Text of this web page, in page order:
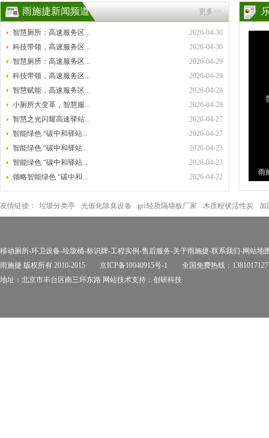
更多>>
雨施捷新闻频道
2026-04-30
智慧厕所：高速服务区...
2026-04-30
科技带领，高速服务区...
2026-04-29
智慧厕所：高速服务区...
2026-04-29
科技带领，高速服务区...
2026-04-28
智慧赋能，高速服务区...
2026-04-28
小厕所大变革，智慧服...
2026-04-27
智慧之光闪耀高速驿站...
2026-04-27
智能绿色 “碳中和驿站...
2026-04-23
智能绿色 “碳中和驿站...
2026-04-23
智能绿色 “碳中和驿站...
2026-04-22
领略智能绿色 “碳中和...
雨
环
友情链接：
垃圾分类亭 光催化除臭设备 grc轻质隔墙板厂家 木质粉状活性炭 加
移动厕所-环卫设备-垃圾桶-标识牌-工程实例-售后服务-关于雨施捷-联系我们-网站地
雨施捷 版权所有 2010-2015 京ICP备10040915号-1
全国免费热线：
地址：北京市丰台区南三环东路 网站技术支持： 创研科技